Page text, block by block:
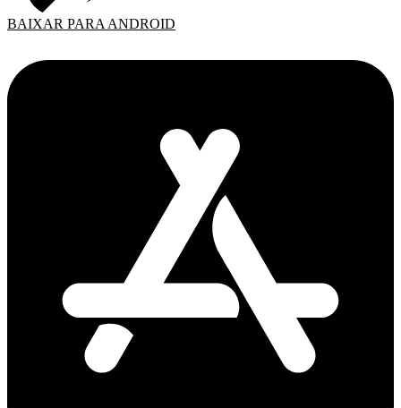
BAIXAR PARA ANDROID